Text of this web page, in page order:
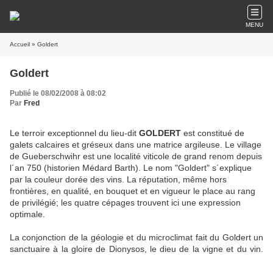
MENU
Accueil » Goldert
Goldert
Publié le 08/02/2008 à 08:02
Par Fred
Le terroir exceptionnel du lieu-dit GOLDERT est constitué de
galets calcaires et gréseux dans une matrice argileuse. Le village
de Gueberschwihr est une localité viticole de grand renom depuis
l´an 750 (historien Médard Barth). Le nom "Goldert" s´explique
par la couleur dorée des vins. La réputation, même hors
frontières, en qualité, en bouquet et en vigueur le place au rang
de privilégié; les quatre cépages trouvent ici une expression
optimale.
La conjonction de la géologie et du microclimat fait du Goldert un
sanctuaire à la gloire de Dionysos, le dieu de la vigne et du vin.